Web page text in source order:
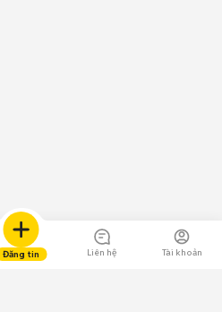
Đăng tin Liên hệ Tài khoản